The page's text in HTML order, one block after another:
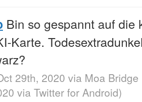
Bin so gespannt auf die
Karte.
29th, 2020 via Moa Bridge
via Twitter for Android)